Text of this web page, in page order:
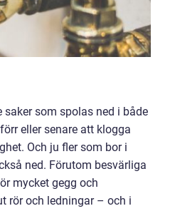
saker som spolas ned i både
eller senare att klogga
Och ju fler som bor i
ned. Förutom besvärliga
mycket gegg och
rör och ledningar – och i